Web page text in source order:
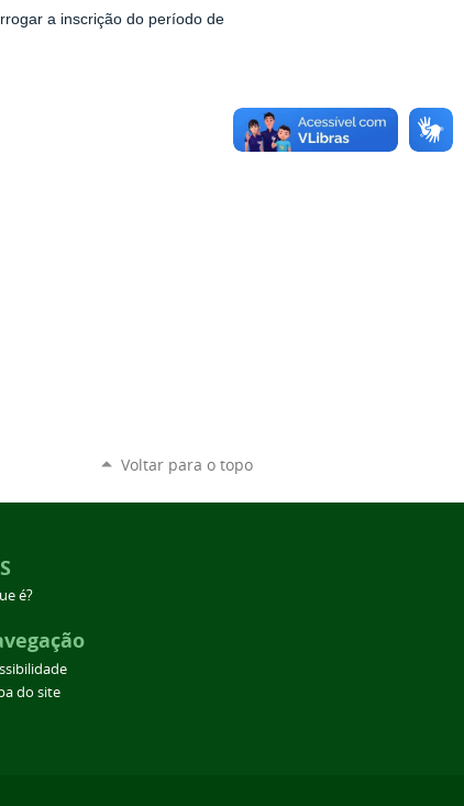
a inscrição do período de
Voltar para o topo
é?
do site